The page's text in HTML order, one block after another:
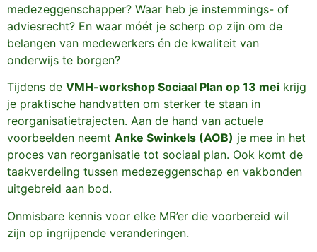
medezeggenschapper? Waar heb je instemmings- of
adviesrecht? En waar móét je scherp op zijn om de
belangen van medewerkers én de kwaliteit van
onderwijs te borgen?
Tijdens de VMH-workshop Sociaal Plan op 13 mei krijg
je praktische handvatten om sterker te staan in
reorganisatietrajecten. Aan de hand van actuele
voorbeelden neemt Anke Swinkels (AOB) je mee in het
proces van reorganisatie tot sociaal plan. Ook komt de
taakverdeling tussen medezeggenschap en vakbonden
uitgebreid aan bod.
Onmisbare kennis voor elke MR’er die voorbereid wil
zijn op ingrijpende veranderingen.